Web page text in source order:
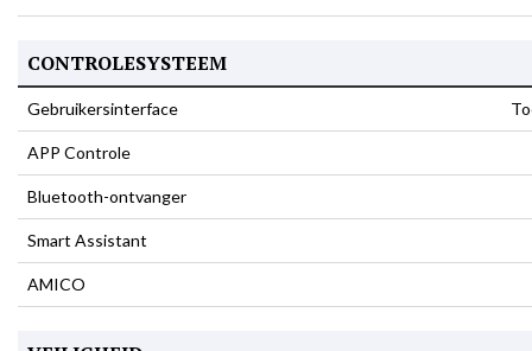
CONTROLESYSTEEM
Gebruikersinterface
APP Controle
Bluetooth-ontvanger
Smart Assistant
AMICO